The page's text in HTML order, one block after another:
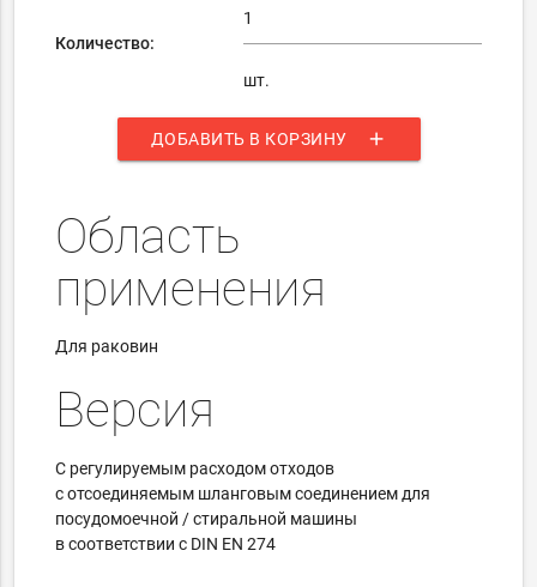
Количество:
шт.
ДОБАВИТЬ В КОРЗИНУ add
Область
применения
Для раковин
Версия
С регулируемым расходом отходов
с отсоединяемым шланговым соединением для
посудомоечной / стиральной машины
в соответствии с DIN EN 274